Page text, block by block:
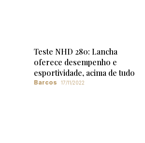
Teste NHD 280: Lancha
oferece desempenho e
esportividade, acima de tudo
Barcos 17/11/2022